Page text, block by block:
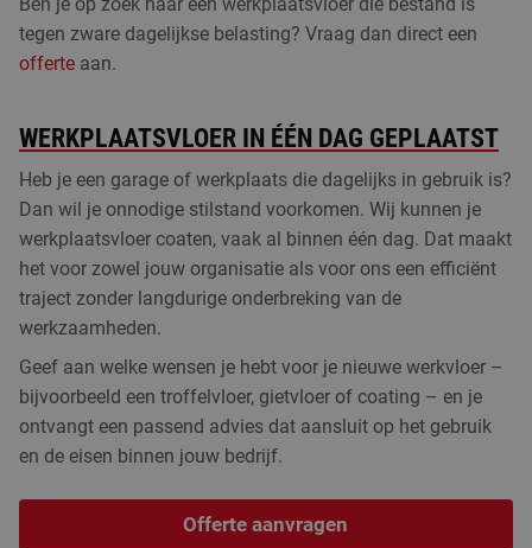
tegen zware dagelijkse belasting? Vraag dan direct een
offerte aan.
WERKPLAATSVLOER IN ÉÉN DAG GEPLAATST
Heb je een garage of werkplaats die dagelijks in gebruik is?
Dan wil je onnodige stilstand voorkomen. Wij kunnen je
werkplaatsvloer coaten, vaak al binnen één dag. Dat maakt
het voor zowel jouw organisatie als voor ons een efficiënt
traject zonder langdurige onderbreking van de
werkzaamheden.
Geef aan welke wensen je hebt voor je nieuwe werkvloer –
bijvoorbeeld een troffelvloer, gietvloer of coating – en je
ontvangt een passend advies dat aansluit op het gebruik
en de eisen binnen jouw bedrijf.
Offerte aanvragen